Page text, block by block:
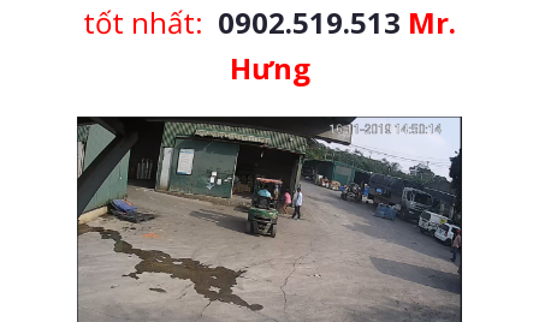
tốt nhất: 0902.519.513 Mr.
Hưng